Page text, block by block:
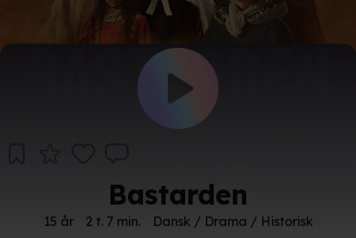
Bastarden
15 år 2 t. 7 min. Dansk / Drama / Historisk